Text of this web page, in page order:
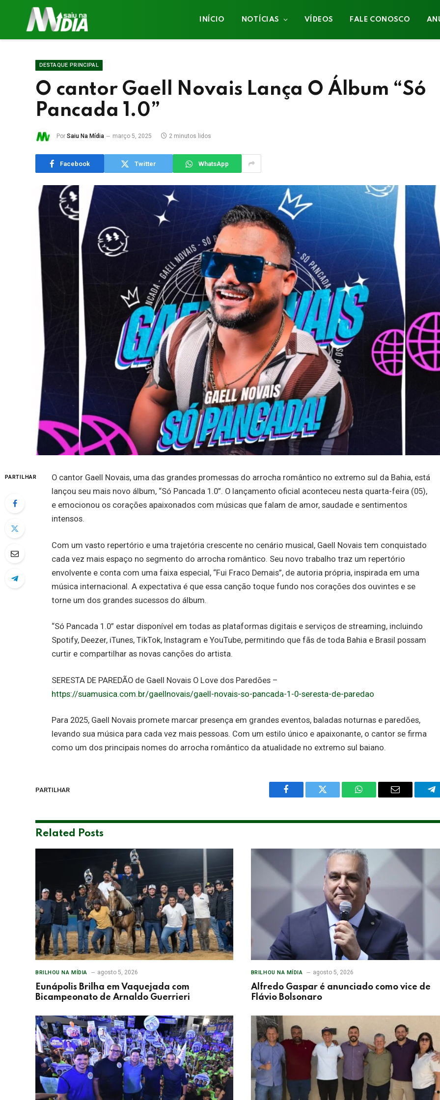
INÍCIO NOTÍCIAS VÍDEOS FALE CONOSCO
DESTAQUE PRINCIPAL
O cantor Gaell Novais Lança O Álbum “Só
Pancada 1.0”
Por Saiu Na Mídia março 5, 2025 2 minutos lidos
Facebook Twitter WhatsApp
PARTILHAR
O cantor Gaell Novais, uma das grandes promessas do arrocha romântico no extremo sul da Bahia, está
lançou seu mais novo álbum, “Só Pancada 1.0”. O lançamento oficial aconteceu nesta quarta-feira (05),
e emocionou os corações apaixonados com músicas que falam de amor, saudade e sentimentos
intensos.
Com um vasto repertório e uma trajetória crescente no cenário musical, Gaell Novais tem conquistado
cada vez mais espaço no segmento do arrocha romântico. Seu novo trabalho traz um repertório
envolvente e conta com uma faixa especial, “Fui Fraco Demais”, de autoria própria, inspirada em uma
música internacional. A expectativa é que essa canção toque fundo nos corações dos ouvintes e se
torne um dos grandes sucessos do álbum.
“Só Pancada 1.0” estar disponível em todas as plataformas digitais e serviços de streaming, incluindo
Spotify, Deezer, iTunes, TikTok, Instagram e YouTube, permitindo que fãs de toda Bahia e Brasil possam
curtir e compartilhar as novas canções do artista.
SERESTA DE PAREDÃO de Gaell Novais O Love dos Paredões –
https://suamusica.com.br/gaellnovais/gaell-novais-so-pancada-1-0-seresta-de-paredao
Para 2025, Gaell Novais promete marcar presença em grandes eventos, baladas noturnas e paredões,
levando sua música para cada vez mais pessoas. Com um estilo único e apaixonante, o cantor se firma
como um dos principais nomes do arrocha romântico da atualidade no extremo sul baiano.
PARTILHAR
Facebook Twitter WhatsAppEmail
Related Posts
BRILHOU NA MÍDIA agosto 5, 2026
Eunápolis Brilha em Vaquejada com
Bicampeonato de Arnaldo Guerrieri
BRILHOU NA MÍDIA agosto 5, 2026
Alfredo Gaspar é anunciado como vice de
Flávio Bolsonaro